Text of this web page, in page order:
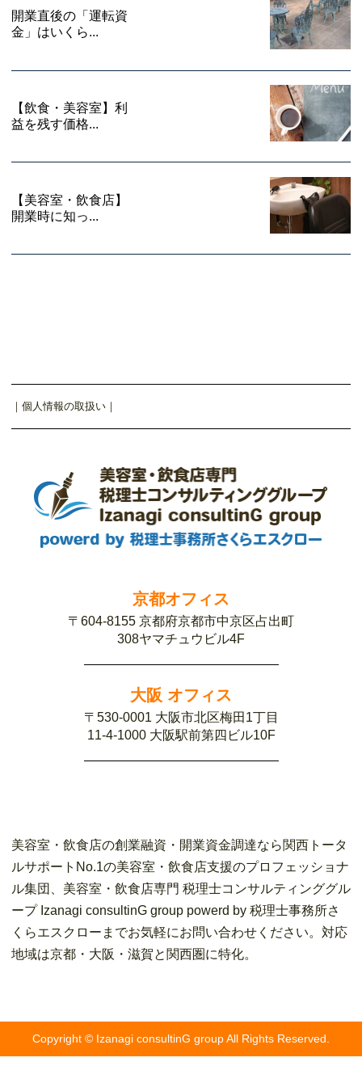
開業直後の「運転資
金」はいくら...
【飲食・美容室】利
益を残す価格...
【美容室・飲食店】
開業時に知っ...
｜ 個人情報の取扱い ｜
京都オフィス
〒604-8155 京都府京都市中京区占出町
308ヤマチュウビル4F
大阪 オフィス
〒530-0001 大阪市北区梅田1丁目
11-4-1000 大阪駅前第四ビル10F
美容室・飲食店の創業融資・開業資金調達なら関西トータ
ルサポートNo.1の美容室・飲食店支援のプロフェッショナ
ル集団、美容室・飲食店専門 税理士コンサルティンググル
ープ Izanagi consultinG group powerd by 税理士事務所さ
くらエスクローまでお気軽にお問い合わせください。対応
地域は京都・大阪・滋賀と関西圏に特化。
Copyright © Izanagi consultinG group All Rights Reserved.